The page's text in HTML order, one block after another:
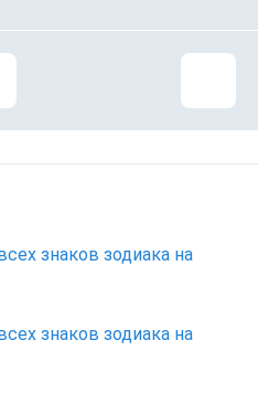
знаков зодиака на
знаков зодиака на